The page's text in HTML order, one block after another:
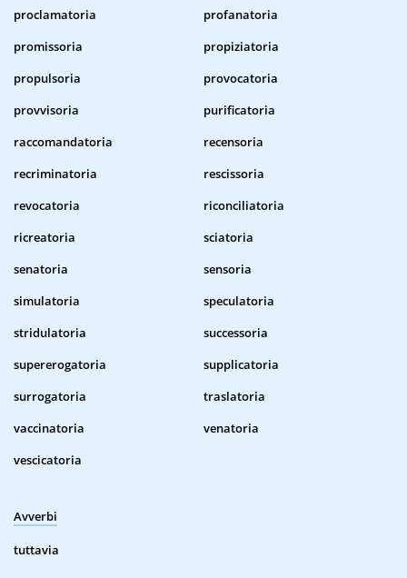
proclamatoria
profanatoria
promissoria
propiziatoria
propulsoria
provocatoria
provvisoria
purificatoria
raccomandatoria
recensoria
recriminatoria
rescissoria
revocatoria
riconciliatoria
ricreatoria
sciatoria
senatoria
sensoria
simulatoria
speculatoria
stridulatoria
successoria
supererogatoria
supplicatoria
surrogatoria
traslatoria
vaccinatoria
venatoria
vescicatoria
Avverbi
tuttavia